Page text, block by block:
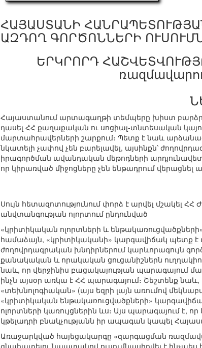
ՀԱՅԱՍՏԱՆԻ
ԱԶԴՈՂ ԳՈՐԾՈՆՆԵՐԻ
ԵՐԿՐՈՐԴ
Հայաստանում արտագաղթի տեմպերը խիստ բարձր
դասել ՀՀ քաղաքական ու սոցիալ-տնտեսական
մարտահրավերների շարքում։ Պետք է նաև
նկատելի չափով չեն բարելավել, այսինքն՝
իրագործման ավանդական մեթոդների
որ կիրառված միջոցները չեն ենթադրում
Սույն հետազոտությունում փորձ է արվել մշակել
անվտանգության ոլորտում ընդունված
«կրիտիկական ոլորտների և
համաձայն, «կրիտիկականի» կարգավիճակ պետք է
ժողովրդագրական խնդիրներում կարևորագույն
քանակական և որակական ցուցանիշներն
նաև, որ վերջինիս բացակայության պարագայում
ինչն այսօր առկա է ՀՀ պարագայում։ Շեշտենք նաև,
«տեխնոլոգիական» (այս եզրի լայն առումով
«կրիտիկական ենթակառուցվածքների»
ոլորտների կառույցներին ևս։ Այս պարագայում է,
կթելադրի բնակչությանն իր ապագան կապել
Առաջարկված հայեցակարգը «զարգացման
գնահատելու նպատակով ուսումնասիրվել է